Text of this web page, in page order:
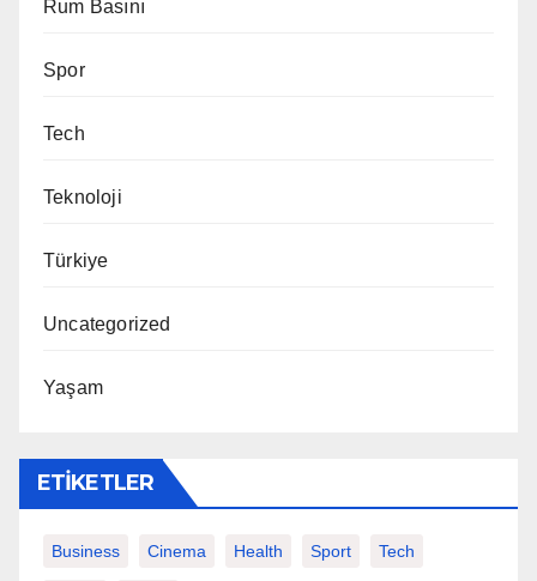
Rum Basını
Spor
Tech
Teknoloji
Türkiye
Uncategorized
Yaşam
ETIKETLER
Business Cinema Health Sport Tech